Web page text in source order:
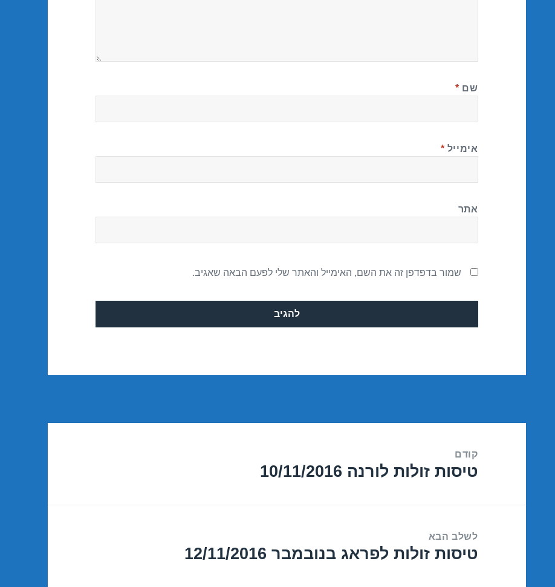
שם *
אימייל *
אתר
שמור בדפדפן זה את השם, האימייל והאתר שלי לפעם הבאה שאגיב.
קודם
הפוסט
טיסות זולות לורנה 10/11/2016
לשלב הבא
הפוסט
טיסות זולות לפראג בנובמבר 12/11/2016